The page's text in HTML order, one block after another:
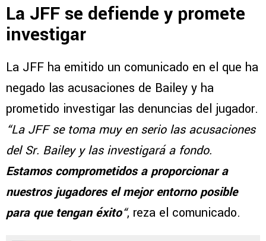
La JFF se defiende y promete
investigar
La JFF ha emitido un comunicado en el que ha
negado las acusaciones de Bailey y ha
prometido investigar las denuncias del jugador.
“La JFF se toma muy en serio las acusaciones
del Sr. Bailey y las investigará a fondo.
Estamos comprometidos a proporcionar a
nuestros jugadores el mejor entorno posible
para que tengan éxito“, reza el comunicado.